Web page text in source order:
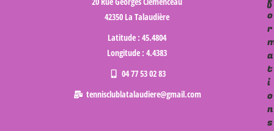
42350 La Talaudière
Latitude : 45.4804
Longitude : 4.4383
04 77 53 02 83
tennisclublatalaudiere@gmail.com
o
r
a
t
i
o
n
s